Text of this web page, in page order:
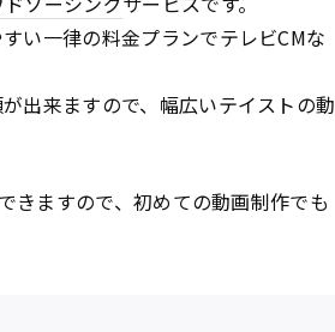
い一律の料金プランでテレビCMな
出来ますので、幅広いテイストの動
きますので、初めての動画制作でも